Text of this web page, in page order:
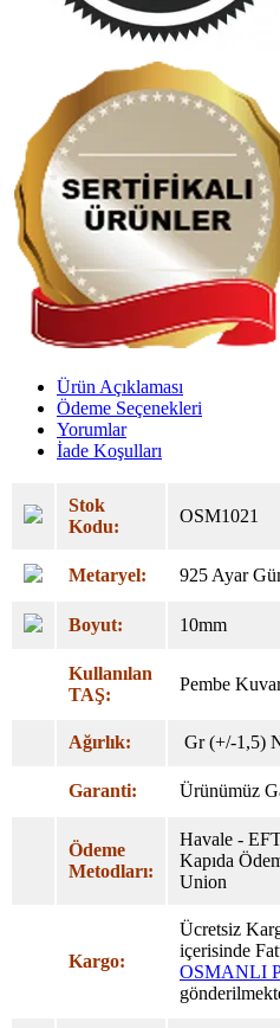
Ürün Açıklaması
Ödeme Seçenekleri
Yorumlar
İade Koşulları
Stok
Kodu:
OSM1021
Metaryel: 925 Ayar
Boyut: 10mm
Kullanılan
TAŞ:
Pembe
Ağırlık: Gr (+/-1,5)
Garanti: Ürünümüz
Ödeme
Metodları:
Havale -
Kapıda
Union
Kargo:
Ücretsiz
içerisinde
OSMANLI